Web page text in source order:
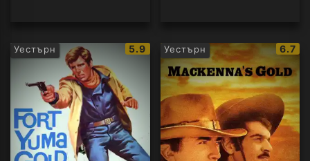
Уестърн
IMDb
рейтинг:
5.9 Уестърн
IMDb
6.7